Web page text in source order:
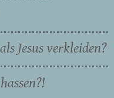
Jesus verkleiden?